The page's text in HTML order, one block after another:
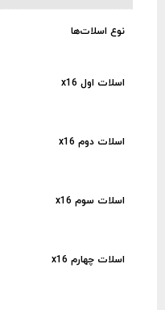
نوع اسلات‌ها
اسلات اول x16
اسلات دوم x16
اسلات سوم x16
اسلات چهارم x16